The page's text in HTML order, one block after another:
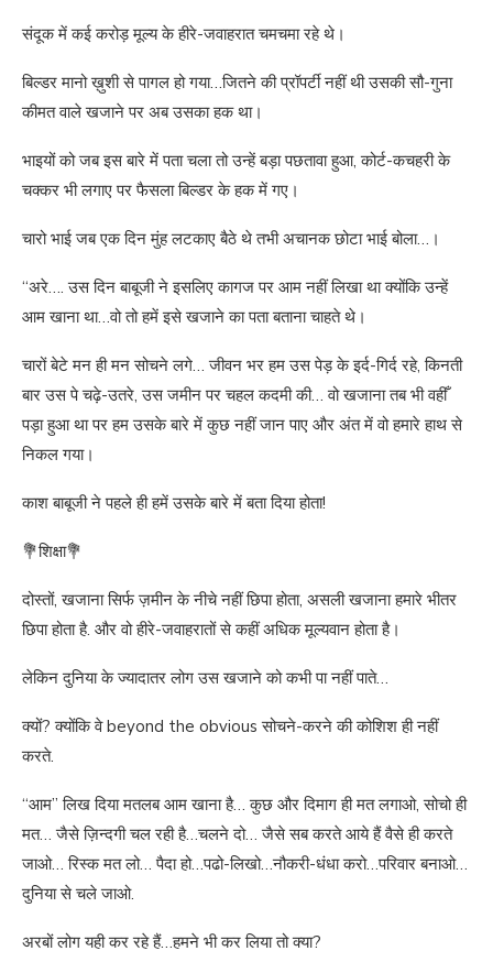
संदूक में कई करोड़ मूल्य के हीरे-जवाहरात चमचमा रहे थे।
बिल्डर मानो ख़ुशी से पागल हो गया…जितने की प्रॉपर्टी नहीं थी उसकी सौ-गुना
कीमत वाले खजाने पर अब उसका हक था।
भाइयों को जब इस बारे में पता चला तो उन्हें बड़ा पछतावा हुआ, कोर्ट-कचहरी के
चक्कर भी लगाए पर फैसला बिल्डर के हक में गए।
चारो भाई जब एक दिन मुंह लटकाए बैठे थे तभी अचानक छोटा भाई बोला…।
“अरे…. उस दिन बाबूजी ने इसलिए कागज पर आम नहीं लिखा था क्योंकि उन्हें
आम खाना था…वो तो हमें इसे खजाने का पता बताना चाहते थे।
चारों बेटे मन ही मन सोचने लगे… जीवन भर हम उस पेड़ के इर्द-गिर्द रहे, किनती
बार उस पे चढ़े-उतरे, उस जमीन पर चहल कदमी की… वो खजाना तब भी वहीँ
पड़ा हुआ था पर हम उसके बारे में कुछ नहीं जान पाए और अंत में वो हमारे हाथ से
निकल गया।
काश बाबूजी ने पहले ही हमें उसके बारे में बता दिया होता!
💐शिक्षा💐
दोस्तों, खजाना सिर्फ ज़मीन के नीचे नहीं छिपा होता, असली खजाना हमारे भीतर
छिपा होता है. और वो हीरे-जवाहरातों से कहीं अधिक मूल्यवान होता है।
लेकिन दुनिया के ज्यादातर लोग उस खजाने को कभी पा नहीं पाते…
क्यों? क्योंकि वे beyond the obvious सोचने-करने की कोशिश ही नहीं
करते.
“आम” लिख दिया मतलब आम खाना है… कुछ और दिमाग ही मत लगाओ, सोचो ही
मत… जैसे ज़िन्दगी चल रही है…चलने दो… जैसे सब करते आये हैं वैसे ही करते
जाओ… रिस्क मत लो… पैदा हो…पढो-लिखो…नौकरी-धंधा करो…परिवार बनाओ…
दुनिया से चले जाओ.
अरबों लोग यही कर रहे हैं…हमने भी कर लिया तो क्या?